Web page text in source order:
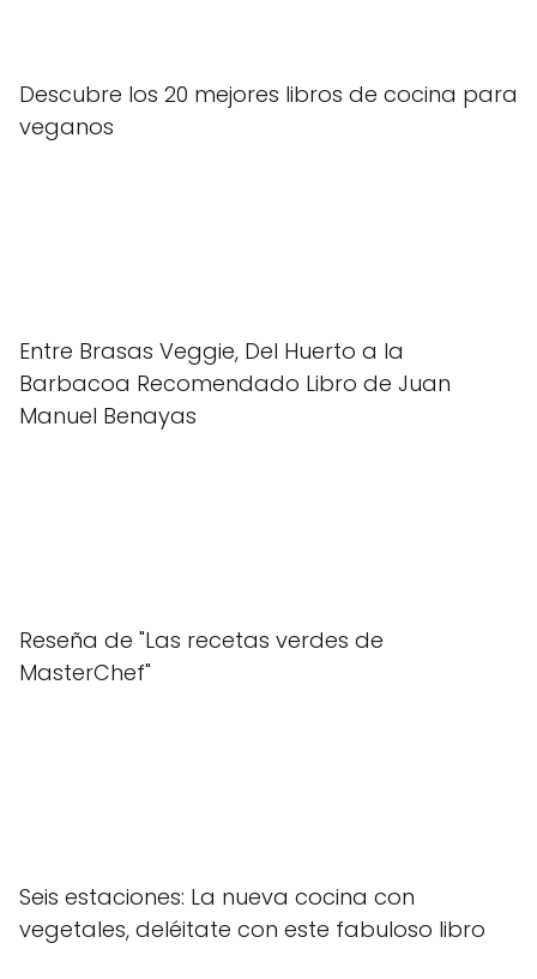
Descubre los 20 mejores libros de cocina para
veganos
Entre Brasas Veggie, Del Huerto a la
Barbacoa Recomendado Libro de Juan
Manuel Benayas
Reseña de "Las recetas verdes de
MasterChef"
Seis estaciones: La nueva cocina con
vegetales, deléitate con este fabuloso libro